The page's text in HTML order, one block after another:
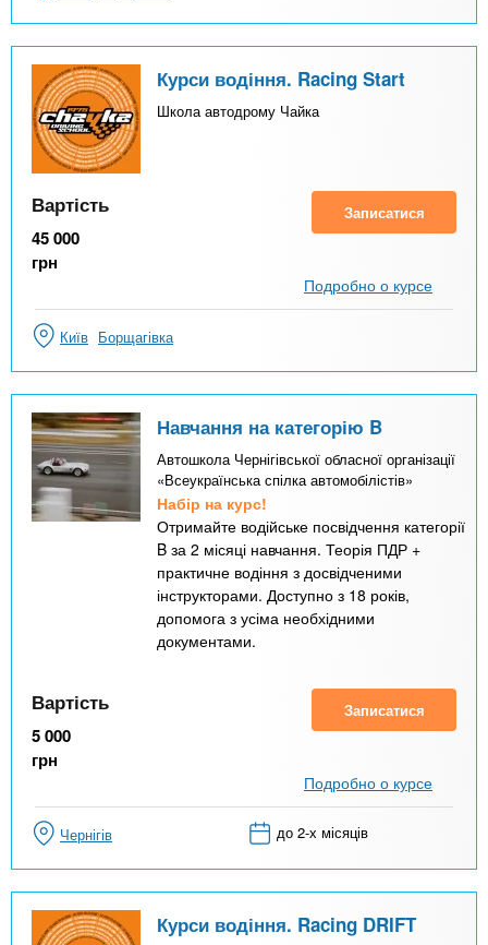
Курси водіння. Racing Start
Школа автодрому Чайка
Вартість
45 000
грн
Записатися
Подробно о курсе
Київ Борщагівка
Навчання на категорію B
Автошкола Чернігівської обласної організації
«Всеукраїнська спілка автомобілістів»
Набір на курс!
Отримайте водійське посвідчення категорії
B за 2 місяці навчання. Теорія ПДР +
практичне водіння з досвідченими
інструкторами. Доступно з 18 років,
допомога з усіма необхідними
документами.
Вартість
5 000
грн
Записатися
Подробно о курсе
Чернігів до 2-х місяців
Курси водіння. Racing DRIFT